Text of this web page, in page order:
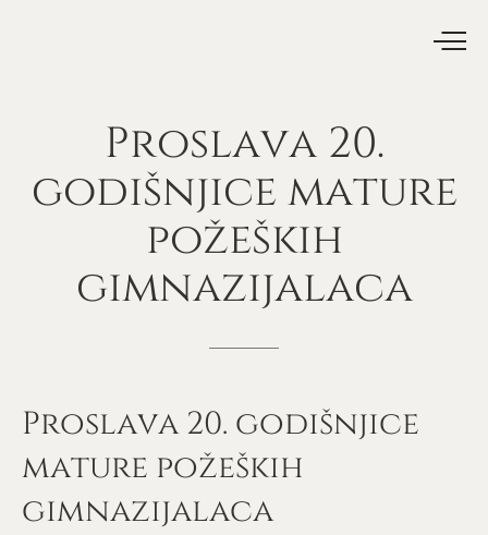
Proslava 20.
godišnjice mature
požeških
gimnazijalaca
Proslava 20. godišnjice
mature požeških
gimnazijalaca